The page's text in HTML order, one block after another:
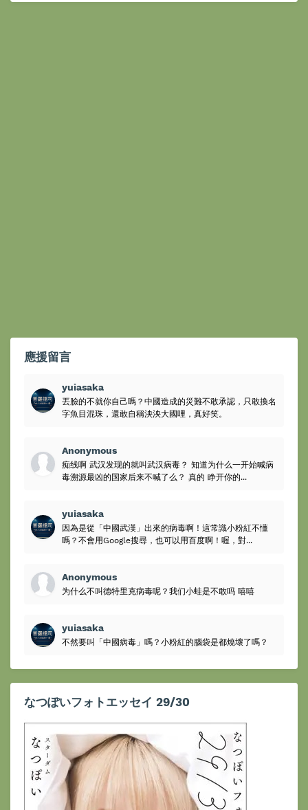
應援留言
yuiasaka
丟臉的不就你自己嗎？中國造成的災難不敢承認，只敢換名
字魚目混珠，還敢自稱泱泱大國哩，真好笑。
Anonymous
痴线啊 武汉发现的就叫武汉病毒？ 知道为什么一开始喊病
毒溯源最凶的国家后来不喊了么？ 真的 睁开你的...
yuiasaka
因為是從「中國武漢」出來的病毒啊！這常識小粉紅不懂
嗎？不會用Google搜尋，也可以用百度啊！喔，對...
Anonymous
为什么不叫德特里克病毒呢？我们小蛙是不敢吗 嘻嘻
yuiasaka
不然要叫「中國病毒」嗎？小粉紅的腦袋是都燒壞了嗎？
なつぽいフォトエッセイ 29/30